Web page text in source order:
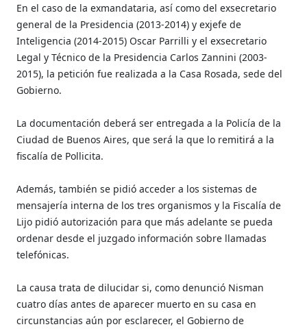
En el caso de la exmandataria, así como del exsecretario
general de la Presidencia (2013-2014) y exjefe de
Inteligencia (2014-2015) Oscar Parrilli y el exsecretario
Legal y Técnico de la Presidencia Carlos Zannini (2003-
2015), la petición fue realizada a la Casa Rosada, sede del
Gobierno.
La documentación deberá ser entregada a la Policía de la
Ciudad de Buenos Aires, que será la que lo remitirá a la
fiscalía de Pollicita.
Además, también se pidió acceder a los sistemas de
mensajería interna de los tres organismos y la Fiscalía de
Lijo pidió autorización para que más adelante se pueda
ordenar desde el juzgado información sobre llamadas
telefónicas.
La causa trata de dilucidar si, como denunció Nisman
cuatro días antes de aparecer muerto en su casa en
circunstancias aún por esclarecer, el Gobierno de